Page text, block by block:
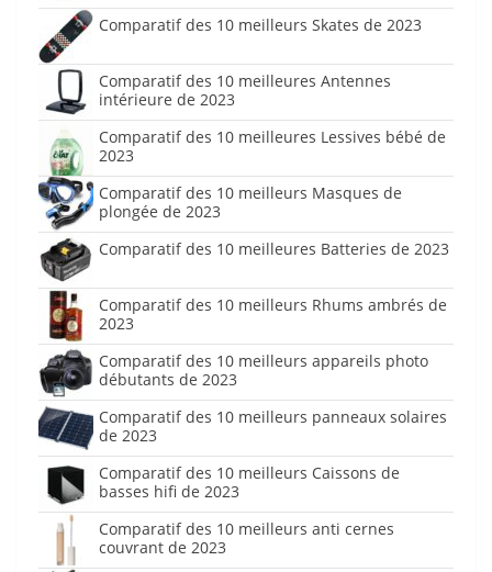
Comparatif des 10 meilleurs Skates de 2023
Comparatif des 10 meilleures Antennes
intérieure de 2023
Comparatif des 10 meilleures Lessives bébé de
2023
Comparatif des 10 meilleurs Masques de
plongée de 2023
Comparatif des 10 meilleures Batteries de 2023
Comparatif des 10 meilleurs Rhums ambrés de
2023
Comparatif des 10 meilleurs appareils photo
débutants de 2023
Comparatif des 10 meilleurs panneaux solaires
de 2023
Comparatif des 10 meilleurs Caissons de
basses hifi de 2023
Comparatif des 10 meilleurs anti cernes
couvrant de 2023